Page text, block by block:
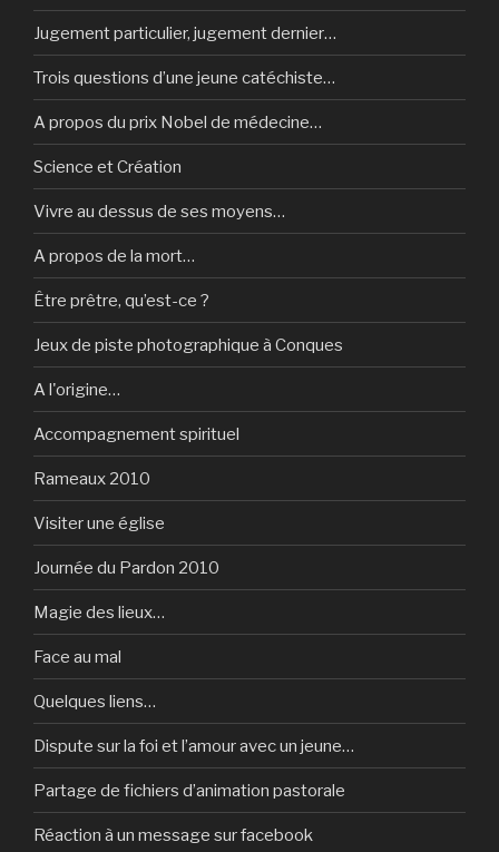
Jugement particulier, jugement dernier…
Trois questions d’une jeune catéchiste…
A propos du prix Nobel de médecine…
Science et Création
Vivre au dessus de ses moyens…
A propos de la mort…
Être prêtre, qu’est-ce ?
Jeux de piste photographique à Conques
A l'origine…
Accompagnement spirituel
Rameaux 2010
Visiter une église
Journée du Pardon 2010
Magie des lieux…
Face au mal
Quelques liens…
Dispute sur la foi et l’amour avec un jeune…
Partage de fichiers d’animation pastorale
Réaction à un message sur facebook